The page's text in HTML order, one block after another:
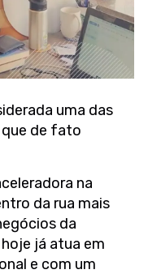
uma das
de fato
na
da rua mais
da
já atua em
e com um